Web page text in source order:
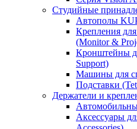
Студийные
Автополы
Крепления
(Monitor &
Кронштейны
Support)
Машины для
Подставки
Держатели и
Аксессуары